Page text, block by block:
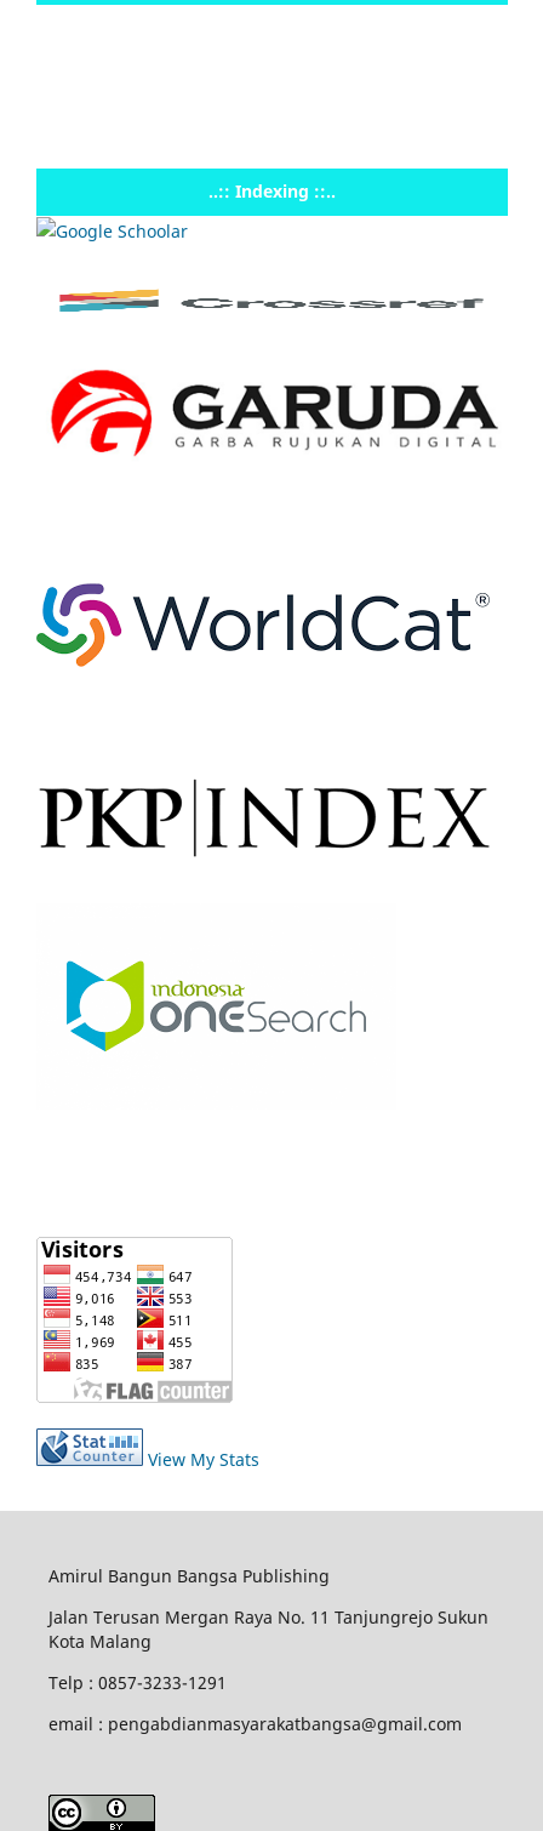
..:: Indexing ::..
View My Stats
Amirul Bangun Bangsa Publishing
Jalan Terusan Mergan Raya No. 11 Tanjungrejo Sukun
Kota Malang
Telp : 0857-3233-1291
email : pengabdianmasyarakatbangsa@gmail.com